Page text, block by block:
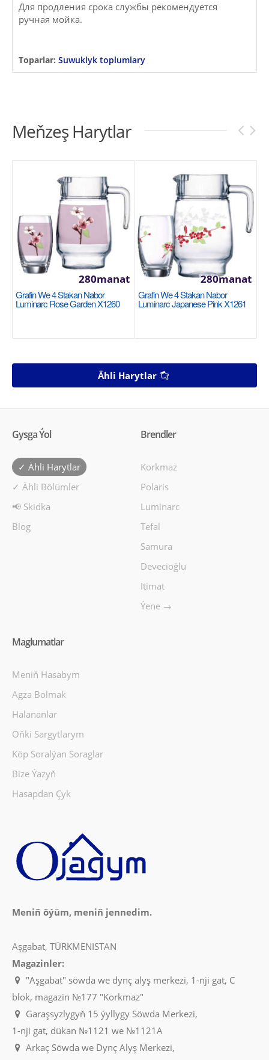
Для продления срока службы рекомендуется
ручная мойка.
Toparlar: Suwuklyk toplumlary
Meňzeş Harytlar
Grafin We 4 Stakan Nabor
Luminarc Rose Garden X1260
280manat
Grafin We 4 Stakan Nabor
Luminarc Japanese Pink X1261
280manat
Ähli Harytlar
Gysga Ýol
✓ Ähli Harytlar
✓ Ähli Bölümler
📢 Skidka
Blog
Brendler
Korkmaz
Polaris
Luminarc
Tefal
Samura
Devecioğlu
Itimat
Ýene →
Maglumatlar
Meniň Hasabym
Agza Bolmak
Halananlar
Öňki Sargytlarym
Köp Soralýan Soraglar
Bize Ýazyň
Hasapdan Çyk
Meniň öýüm, meniň jennedim.
Aşgabat, TÜRKMENISTAN
Magazinler:
"Aşgabat" söwda we dynç alyş merkezi, 1-nji gat, C
blok, magazin №177 "Korkmaz"
Garaşsyzlygyň 15 ýyllygy Söwda Merkezi,
1-nji gat, dükan №1121 we №1121A
Arkaç Söwda we Dynç Alyş Merkezi,